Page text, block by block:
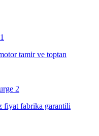
tamir ve toptan
fiyat fabrika garantili